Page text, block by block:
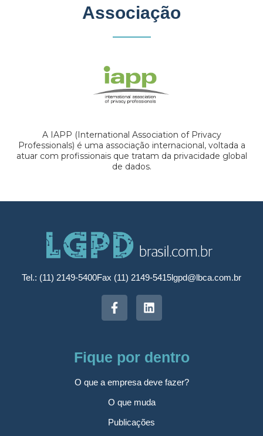
Associação
A IAPP (International Association of Privacy
Professionals) é uma associação internacional, voltada a
atuar com profissionais que tratam da privacidade global
de dados.
Tel.: (11) 2149-5400Fax (11) 2149-5415lgpd@lbca.com.br
Fique por dentro
O que a empresa deve fazer?
O que muda
Publicações